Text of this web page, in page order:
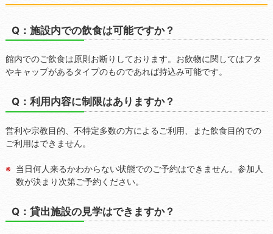
Q：施設内での飲食は可能ですか？
館内でのご飲食は原則お断りしております。お飲物に関してはフタ
やキャップがあるタイプのものであれば持込み可能です。
Q：利用内容に制限はありますか？
営利や宗教目的、不特定多数の方によるご利用、また飲食目的での
ご利用はできません。
当日何人来るかわからない状態でのご予約はできません。参加人
数が決まり次第ご予約ください。
Q：貸出施設の見学はできますか？